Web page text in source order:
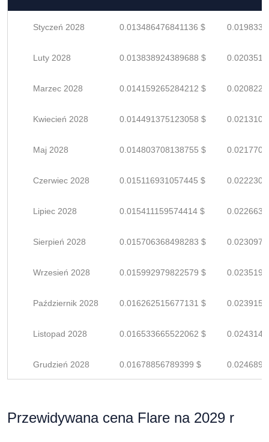
Styczeń 2028 0.013486476841136 $
Luty 2028 0.013838924389688 $
Marzec 2028 0.014159265284212 $
Kwiecień 2028 0.014491375123058 $
Maj 2028 0.014803708138755 $
Czerwiec 2028 0.015116931057445 $
Lipiec 2028 0.015411159574414 $
Sierpień 2028 0.015706368498283 $
Wrzesień 2028 0.015992979822579 $
Październik 2028 0.016262515677131 $
Listopad 2028 0.016533665522062 $
Grudzień 2028 0.01678856789399 $
Przewidywana cena Flare na 2029 r